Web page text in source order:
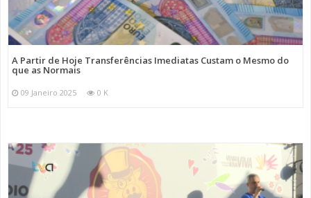
A Partir de Hoje Transferências Imediatas Custam o Mesmo do
que as Normais
09 Janeiro 2025 0 K